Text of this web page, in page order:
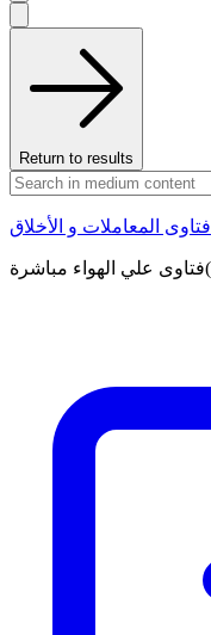
Return to results
فتاوى المعاملات و الأخلاق